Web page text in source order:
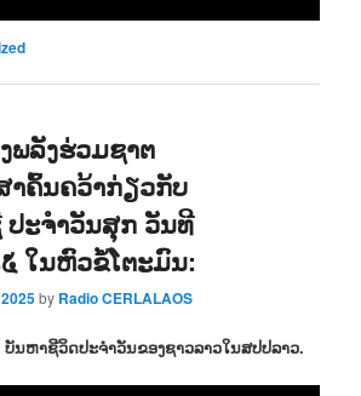
ພລັງຮ່ວມຊາຕ
ຄົ້ນຄວ້າກ່ຽວກັບ
ປະຈຳວັນສຸກ ວັນທີ
ໃນຫົວຂໍ້ໂຕະມົນ:
by Radio CERLALAOS
ບັນຫາຊີວິດປະຈຳວັນຂອງຊາວລາວໃນສປປລາວ.